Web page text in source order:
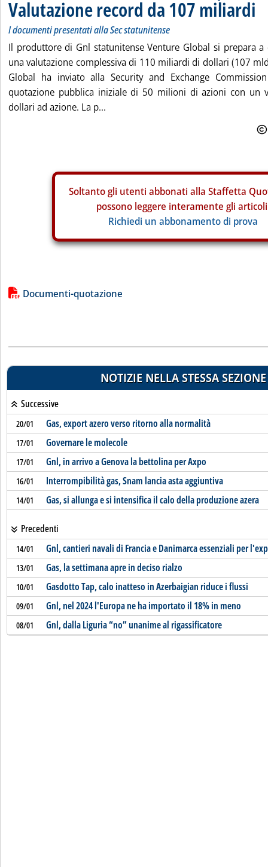
Valutazione record da 107 miliardi
I documenti presentati alla Sec statunitense
Il produttore di Gnl statunitense Venture Global si prepara
una valutazione complessiva di 110 miliardi di dollari (107
Global ha inviato alla Security and Exchange
quotazione pubblica iniziale di 50 milioni di azioni con un
dollari ad azione. La p...
Soltanto gli utenti abbonati alla Staffetta
possono leggere interamente gli
Richiedi un abbonamento di prova
Lista allegati PDF alla notizia
Documenti-quotazione
NOTIZIE NELLA STESSA SEZIONE
Successive
20/01 Gas, export azero verso ritorno alla normalità
17/01 Governare le molecole
17/01 Gnl, in arrivo a Genova la bettolina per Axpo
16/01 Interrompibilità gas, Snam lancia asta aggiuntiva
14/01 Gas, si allunga e si intensifica il calo della produzione azera
Precedenti
14/01 Gnl, cantieri navali di Francia e Danimarca essenziali per
13/01 Gas, la settimana apre in deciso rialzo
10/01 Gasdotto Tap, calo inatteso in Azerbaigian riduce i flussi
09/01 Gnl, nel 2024 l'Europa ne ha importato il 18% in meno
08/01 Gnl, dalla Liguria “no” unanime al rigassificatore